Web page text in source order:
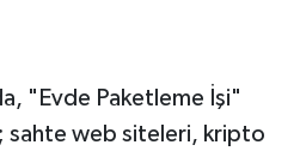
"Evde Paketleme İşi"
sahte web siteleri, kripto